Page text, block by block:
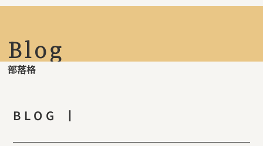
Blog
部落格
BLOG 丨